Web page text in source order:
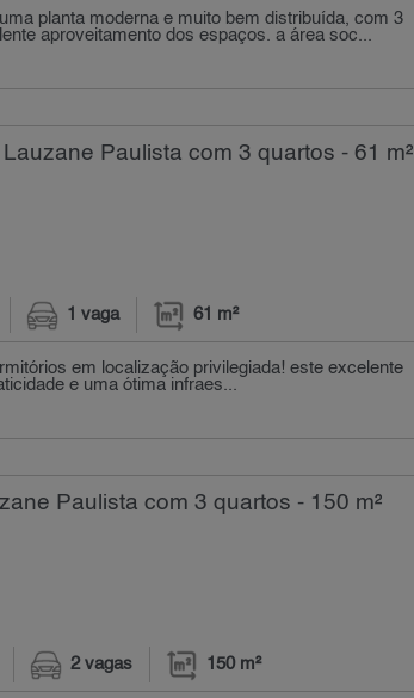
planta moderna e muito bem distribuída, com 3
aproveitamento dos espaços. a área soc...
Paulista com 3 quartos - 61 m²
1 vaga 61 m²
em localização privilegiada! este excelente
e uma ótima infraes...
Paulista com 3 quartos - 150 m²
2 vagas 150 m²